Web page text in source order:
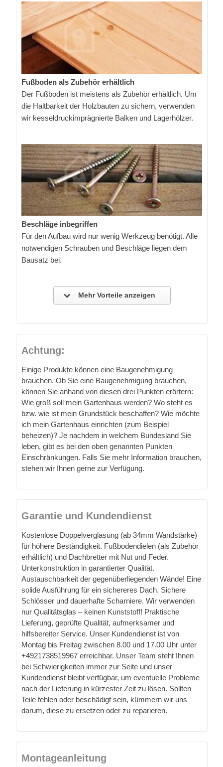
Fußboden als Zubehör erhältlich
Der Fußboden ist meistens als Zubehör erhältlich. Um
die Haltbarkeit der Holzbauten zu sichern, verwenden
wir kesseldruckimprägnierte Balken und Lagerhölzer.
Beschläge inbegriffen
Für den Aufbau wird nur wenig Werkzeug benötigt. Alle
notwendigen Schrauben und Beschläge liegen dem
Bausatz bei.
Mehr Vorteile anzeigen
Achtung:
Einige Produkte können eine Baugenehmigung
brauchen. Ob Sie eine Baugenehmigung brauchen,
können Sie anhand von diesen drei Punkten erörtern:
Wie groß soll mein Gartenhaus werden? Wo steht es
bzw. wie ist mein Grundstück beschaffen? Wie möchte
ich mein Gartenhaus einrichten (zum Beispiel
beheizen)? Je nachdem in welchem Bundesland Sie
leben, gibt es bei den oben genannten Punkten
Einschränkungen. Falls Sie mehr Information brauchen,
stehen wir Ihnen gerne zur Verfügung.
Garantie und Kundendienst
Kostenlose Doppelverglasung (ab 34mm Wandstärke)
für höhere Beständigkeit. Fußbodendielen (als Zubehör
erhältlich) und Dachbretter mit Nut und Feder.
Unterkonstruktion in garantierter Qualität.
Austauschbarkeit der gegenüberliegenden Wände! Eine
solide Ausführung für ein sichereres Dach. Sichere
Schlösser und dauerhafte Scharniere. Wir verwenden
nur Qualitätsglas – keinen Kunststoff! Praktische
Lieferung, geprüfte Qualität, aufmerksamer und
hilfsbereiter Service. Unser Kundendienst ist von
Montag bis Freitag zwischen 8.00 und 17.00 Uhr unter
+4921738519967 erreichbar. Unser Team steht Ihnen
bei Schwierigkeiten immer zur Seite und unser
Kundendienst bleibt verfügbar, um eventuelle Probleme
nach der Lieferung in kürzester Zeit zu lösen. Sollten
Teile fehlen oder beschädigt sein, kümmern wir uns
darum, diese zu ersetzen oder zu reparieren.
Montageanleitung